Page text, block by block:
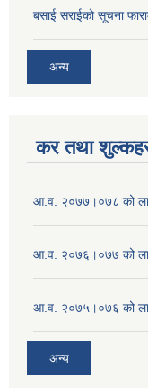
बसाई सराईको सूचना
अन्य
कर तथा
आ.व. २०७७।०७८ को
आ.व. २०७६।०७७ को
आ.व. २०७५।०७६ को
अन्य